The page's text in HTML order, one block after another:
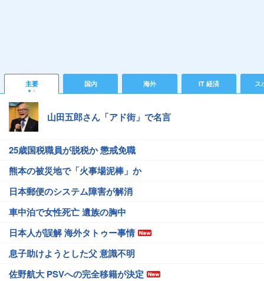
主要 国内 海外 IT 経済 ス
山田五郎さん「アド街」で名言
25歳国税職員が脱税か 懲戒免職
熊本の被災地で「火事場泥棒」か
日本郵便のシステム障害が解消
車中泊で女性死亡 遺族の胸中
日本人が誤解 海外タトゥー事情
息子助けようとした父 意識不明
佐野航大 PSVへの完全移籍が決定